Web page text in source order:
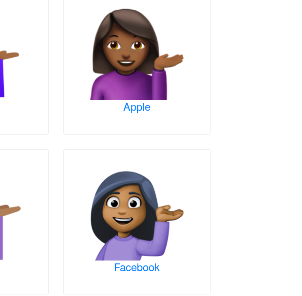
Apple
Facebook